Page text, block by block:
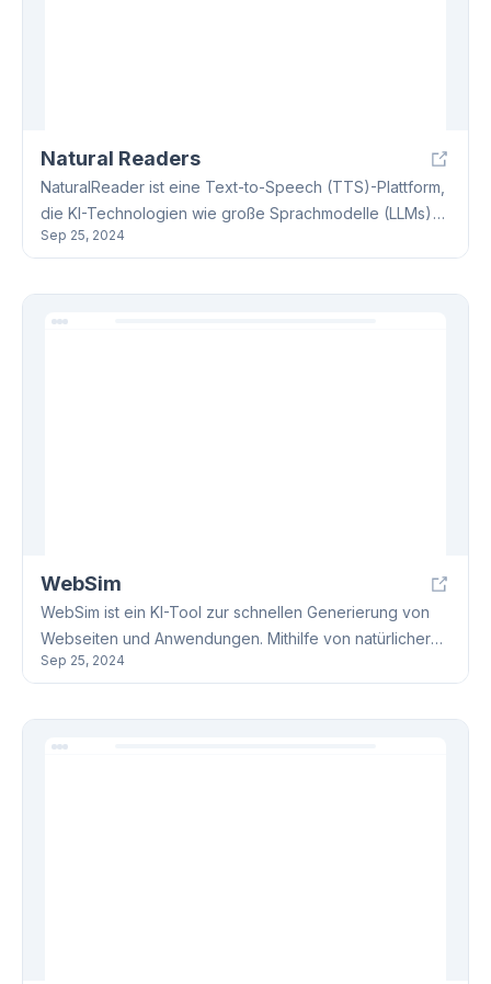
Natural Readers
NaturalReader ist eine Text-to-Speech (TTS)-Plattform,
die KI-Technologien wie große Sprachmodelle (LLMs)
und neuronale Sprachsynthese nutzt. Es bietet
Formate wie PDFs, eBooks und Webseiten. Sowohl für
den privaten als auch kommerziellen Gebrauch
Sep 25, 2024
WebSim
WebSim ist ein KI-Tool zur schnellen Generierung von
Webseiten und Anwendungen. Mithilfe von natürlicher
Sprache lassen sich verschiedene Webprojekte
generierten Inhalte sind downloadbar und anpassbar.
Sep 25, 2024